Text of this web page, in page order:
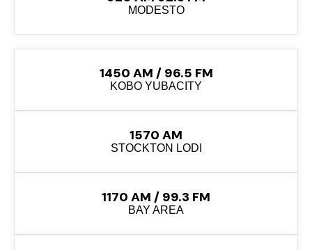
MODESTO
1450 AM / 96.5 FM
KOBO YUBACITY
1570 AM
STOCKTON LODI
1170 AM / 99.3 FM
BAY AREA